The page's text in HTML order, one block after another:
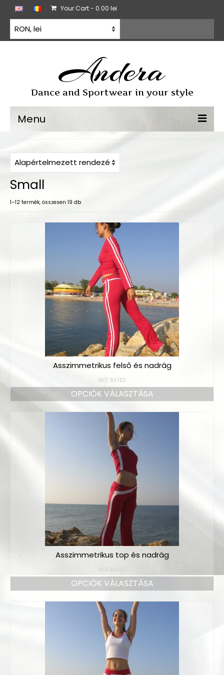
Your Cart- 0.00 lei
Andera
Dance and Sportwear in your style
Menu
Sporttánc ruha
Gyakorló ruházat
Minden termék
Bodyk és toppok
Dancers kollekció
Egyéni megrendelések
Sportruházat
Tropical kollekció
Fitnesz kollekció
Geo kollekció
Dancers kollekció
Színminták
Gyakorló ruha színek
Szállítás
Kapcsolat
Small
1–12 termék, összesen 19 db
Asszimmetrikus felső és nadrág
NOT RATED
OPCIÓK VÁLASZTÁSA
Asszimmetrikus top és nadrág
NOT RATED
OPCIÓK VÁLASZTÁSA